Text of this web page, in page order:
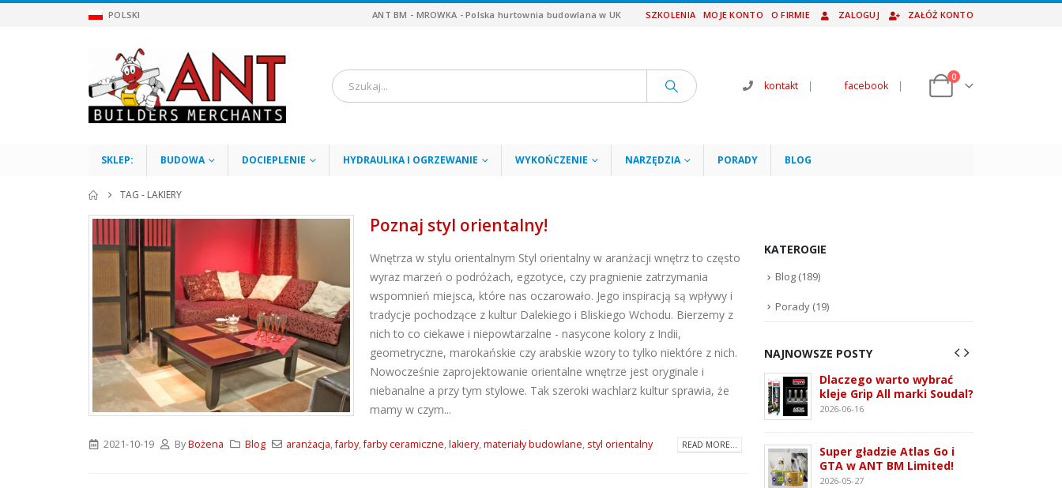
POLSKI ANT BM - MROWKA - Polska hurtownia budowlana w UK SZKOLENIA MOJE KONTO O FIRMIE ZALOGUJ ZAŁÓŻ KONTO
kontakt | facebook |
0
SKLEP: BUDOWA DOCIEPLENIE HYDRAULIKA I OGRZEWANIE WYKOŃCZENIE NARZĘDZIA PORADY BLOG
TAG - LAKIERY
Poznaj styl orientalny!
Wnętrza w stylu orientalnym Styl orientalny w aranżacji wnętrz to często
wyraz marzeń o podróżach, egzotyce, czy pragnienie zatrzymania
wspomnień miejsca, które nas oczarowało. Jego inspiracją są wpływy i
tradycje pochodzące z kultur Dalekiego i Bliskiego Wchodu. Bierzemy z
nich to co ciekawe i niepowtarzalne - nasycone kolory z Indii,
geometryczne, marokańskie czy arabskie wzory to tylko niektóre z nich.
Nowocześnie zaprojektowanie orientalne wnętrze jest oryginale i
niebanalne a przy tym stylowe. Tak szeroki wachlarz kultur sprawia, że
mamy w czym...
2021-10-19 ByBożena Blog aranżacja,farby,farby ceramiczne,lakiery,materiały budowlane, styl orientalny READ MORE...
KATEROGIE
Blog (189)
Porady (19)
NAJNOWSZE POSTY
ATLAS M-SYSTEM 3G –
nowoczesny system
montażu płyt G-K i OSB
Dlaczego warto wybrać
kleje Grip All marki Soudal?
2026-06-16
Super gładzie Atlas Go i
ATLAS M-SYSTEM 3G –
nowoczesny system
Dlaczego warto wybrać
kleje Grip All marki Soudal?
2026-06-16
Super gładzie Atlas Go i
GTA w ANT BM Limited!
2026-05-27